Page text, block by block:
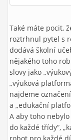
Také máte pocit,
roztrhnul pytel s
dodává školní
nějakého toho
slovy jako
„výuková
najdeme
a „edukační
A aby toho
do každé třídy“,